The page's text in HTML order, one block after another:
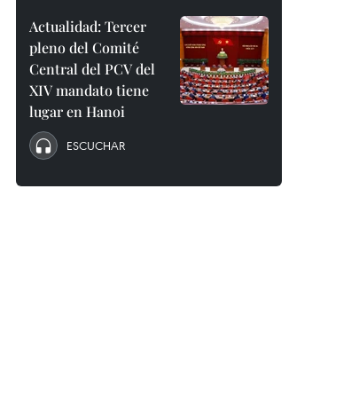
Actualidad: Tercer
pleno del Comité
Central del PCV del
XIV mandato tiene
lugar en Hanoi
ESCUCHAR